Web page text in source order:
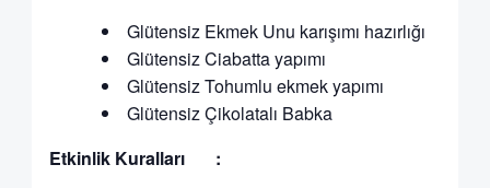
Glütensiz Ekmek Unu karışımı hazırlığı
Glütensiz Ciabatta yapımı
Glütensiz Tohumlu ekmek yapımı
Glütensiz Çikolatalı Babka
Etkinlik Kuralları :